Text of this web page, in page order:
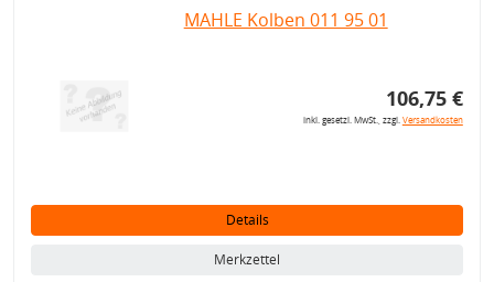
MAHLE Kolben 011 95 01
106,75 €
inkl. gesetzl. MwSt., zzgl.Versandkosten
Details
Merkzettel